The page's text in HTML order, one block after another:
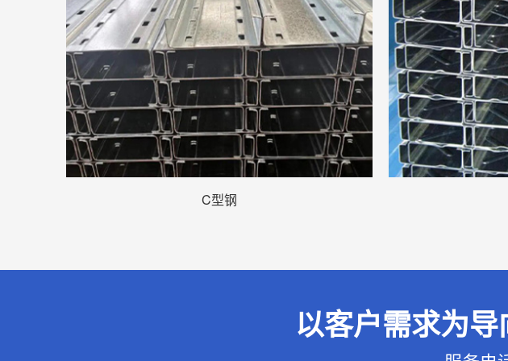
C型钢
以客户需求为